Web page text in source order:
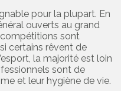
pour la plupart. En
ouverts au grand
sont
certains rêvent de
la majorité est loin
sont de
et leur hygiène de vie.